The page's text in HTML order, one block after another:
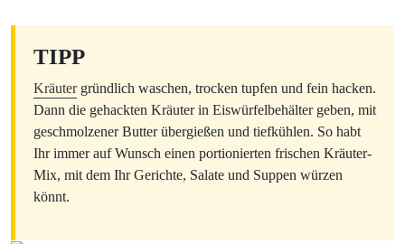
TIPP
Kräutergründlich waschen, trocken tupfen und fein hacken.
Dann die gehackten Kräuter in Eiswürfelbehälter geben, mit
geschmolzener Butter übergießen und tiefkühlen. So habt
Ihr immer auf Wunsch einen portionierten frischen Kräuter-
Mix, mit dem Ihr Gerichte, Salate und Suppen würzen
könnt.